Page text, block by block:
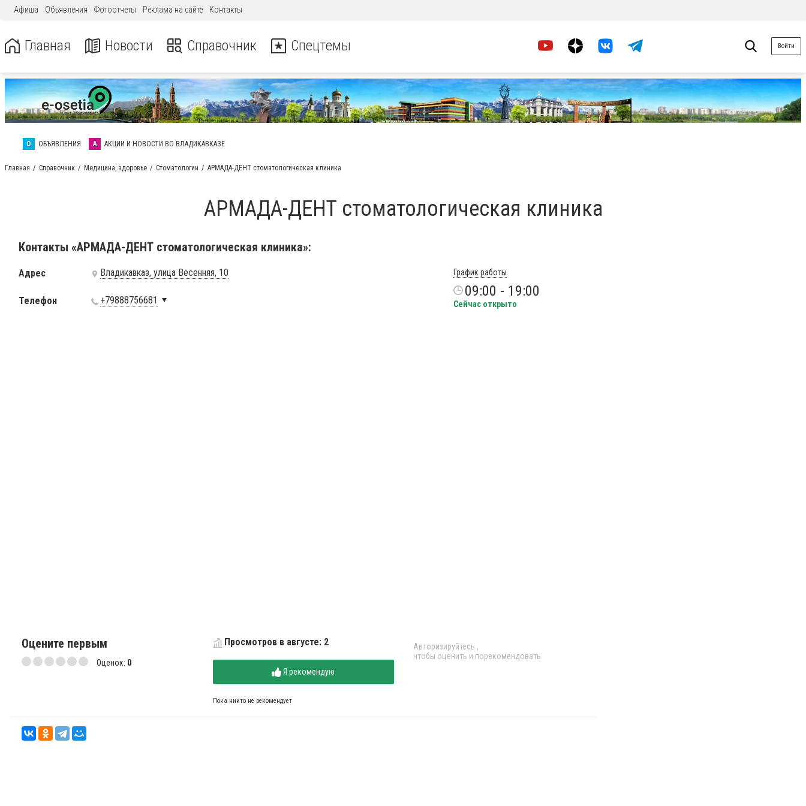
Афиша Объявления Фотоотчеты Реклама на сайте Контакты
Главная Новости Справочник Спецтемы Войти
О ОБЪЯВЛЕНИЯ А АКЦИИ И НОВОСТИ ВО ВЛАДИКАВКАЗЕ
Главная Справочник Медицина, здоровье Стоматологии АРМАДА-ДЕНТ стоматологическая клиника
АРМАДА-ДЕНТ стоматологическая клиника
Контакты «АРМАДА-ДЕНТ стоматологическая клиника»:
Адрес Владикавказ, улица Весенняя, 10
Телефон +79888756681
График работы
09:00 - 19:00
Сейчас открыто
Оцените первым
Оценок: 0
Просмотров в августе: 2
Я рекомендую
Пока никто не рекомендует
Авторизируйтесь ,
чтобы оценить и порекомендовать